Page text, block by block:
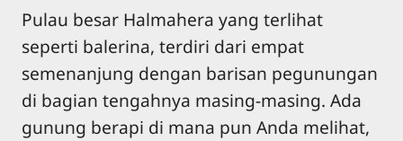
Pulau besar Halmahera yang terlihat
seperti balerina, terdiri dari empat
semenanjung dengan barisan pegunungan
di bagian tengahnya masing-masing. Ada
gunung berapi di mana pun Anda melihat,